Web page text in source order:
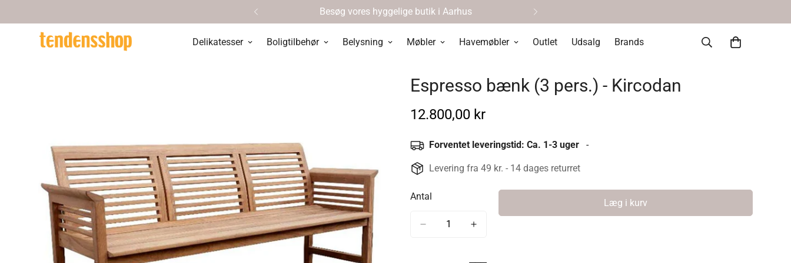
Besøg vores hyggelige butik i Aarhus
Delikatesser Boligtilbehør Belysning Møbler Havemøbler Outlet Udsalg Brands
Espresso bænk (3 pers.) - Kircodan
Normal
12.800,00 kr
Forventet leveringstid: Ca. 1-3 uger -
Levering fra 49 kr. - 14 dages returret
Antal
Læg i kurv